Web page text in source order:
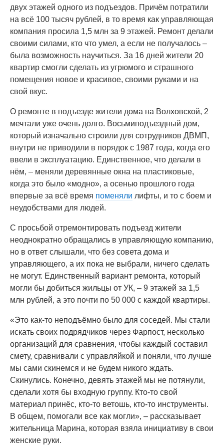
двух этажей одного из подъездов. Причём потратили
на всё 100 тысяч рублей, в то время как управляющая
компания просила 1,5 млн за 9 этажей. Ремонт делали
своими силами, кто что умел, а если не получалось –
была возможность научиться. За 16 дней жители 20
квартир смогли сделать из угрюмого и страшного
помещения новое и красивое, своими руками и на
свой вкус.
О ремонте в подъезде жители дома на Волховской, 2
мечтали уже очень долго. Восьмиподъездный дом,
который изначально строили для сотрудников ДВМП,
внутри не приводили в порядок с 1987 года, когда его
ввели в эксплуатацию. Единственное, что делали в
нём, – меняли деревянные окна на пластиковые,
когда это было «модно», а осенью прошлого года
впервые за всё время поменяли лифты, и то с боем и
неудобствами для людей.
С просьбой отремонтировать подъезд жители
неоднократно обращались в управляющую компанию,
но в ответ слышали, что без совета дома и
управляющего, а их пока не выбрали, ничего сделать
не могут. Единственный вариант ремонта, который
могли бы добиться жильцы от УК, – 9 этажей за 1,5
млн рублей, а это почти по 50 000 с каждой квартиры.
«Это как-то неподъёмно было для соседей. Мы стали
искать своих подрядчиков через Фарпост, несколько
организаций для сравнения, чтобы каждый составил
смету, сравнивали с управляйкой и поняли, что лучше
мы сами скинемся и не будем никого ждать.
Скинулись. Конечно, девять этажей мы не потянули,
сделали хотя бы входную группу. Кто-то свой
материал принёс, кто-то ветошь, кто-то инструменты.
В общем, помогали все как могли», – рассказывает
жительница Марина, которая взяла инициативу в свои
женские руки.